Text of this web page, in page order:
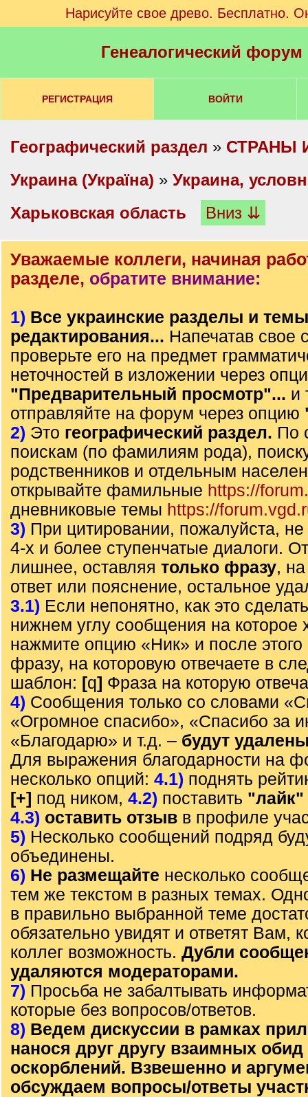
Нарисуйте свое древо. Бесплатно.
Генеалогический
РЕГИСТРАЦИЯ ВОЙТИ
Географический раздел » СТРАНЫ
Украина (Україна) » Украина,
Харьковская область
Вниз ⇊
Уважаемые коллеги, начиная
разделе, обратите внимание:
1) Все украинские разделы и
редактирования... Напечатав свое
проверьте его на предмет
неточностей в изложении через
"Предварительный просмотр"... и
отправляйте на форум через опцию
2) Это географический раздел. По
поискам (по фамилиям рода),
родственников и отдельным
открывайте фамильные https://
дневниковые темы https://
3) При цитировании, пожалуйста, не
4-х и более ступенчатые диалоги.
лишнее, оставляя только фразу,
ответ или пояснение, остальное
3.1) Если непонятно, как это
нижнем углу сообщения на которое
нажмите опцию «Ник» и после этого
фразу, на которовую отвечаете в
шаблон: [q] Фраза на которую
4) Сообщения только со словами
«Огромное спасибо», «Спасибо за
«Благодарю» и т.д. – будут
Для выражения благодарности на
несколько опций: 4.1) поднять
[+] под ником, 4.2) поставить "лайк"
4.3) оставить отзыв в профиле
5) Несколько сообщений подряд
объединены.
6) Не размещайте несколько
тем же текстом в разных темах.
в правильно выбранной теме
обязательно увидят и ответят Вам,
коллег возможность. Дубли
удаляются модераторами.
7) Просьба не забалтывать
которые без вопросов/ответов.
8) Ведем дискуссии в рамках
нанося друг другу взаимных обид
оскорблений. Взвешенно и
обсуждаем вопросы/ответы